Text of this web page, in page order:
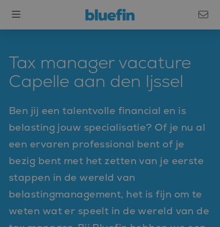
Tax manager vacature
Capelle aan den Ijssel
Ben jij een talentvolle financial en is
belasting jouw specialisatie? Of je nu al
een ervaren professional bent of je
bezig bent met het zetten van je eerste
stappen in de wereld van
belastingmanagement, het is fijn om te
weten wat er speelt in de wereld van de